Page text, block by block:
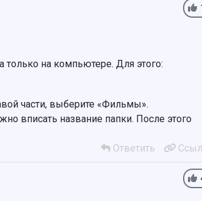
на компьютере. Для этого:
части, выберите «Фильмы».
вписать название папки. После этого
Ответить